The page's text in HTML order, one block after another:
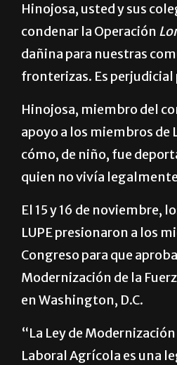
Hinojosa, usted y sus
condenar la Operación
dañina para nuestras
fronterizas. Es perjudicial
Hinojosa, miembro del
apoyo a los miembros de
cómo, de niño, fue
quien no vivía
El 15 y 16 de noviembre,
LUPE presionaron a los
Congreso para que
Modernización de la
en Washington, D.C.
“La Ley de Modernización
Laboral Agrícola es una